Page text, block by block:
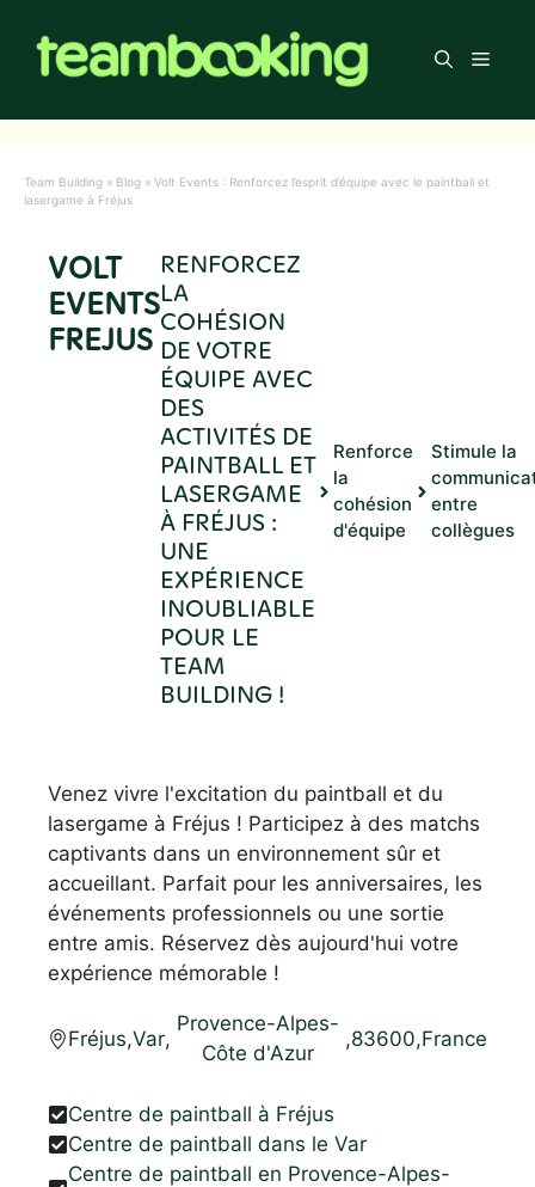
contenu
Menu
Team Building » Blog » Volt Events : Renforcez l’esprit d’équipe avec le paintball et
lasergame à Fréjus
VOLT
EVENTS
FREJUS
RENFORCEZ
LA
COHÉSION
DE VOTRE
ÉQUIPE AVEC
DES
ACTIVITÉS DE
PAINTBALL ET
LASERGAME
À FRÉJUS :
UNE
EXPÉRIENCE
INOUBLIABLE
POUR LE
TEAM
BUILDING !
Renforce
la
cohésion
d'équipe
Stimule la
entre
collègues
Venez vivre l'excitation du paintball et du
lasergame à Fréjus ! Participez à des matchs
captivants dans un environnement sûr et
accueillant. Parfait pour les anniversaires, les
événements professionnels ou une sortie
entre amis. Réservez dès aujourd'hui votre
expérience mémorable !
Fréjus,Var,
Provence-Alpes-
Côte d'Azur
,83600,France
Centre de paintball à Fréjus
Centre de paintball dans le Var
Centre de paintball en Provence-Alpes-